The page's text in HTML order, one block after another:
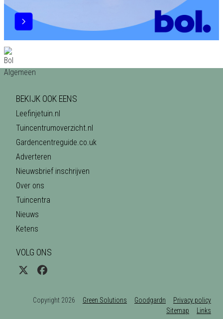
BEKIJK OOK EENS
Leefinjetuin.nl
Tuincentrumoverzicht.nl
Gardencentreguide.co.uk
Adverteren
Nieuwsbrief inschrijven
Over ons
Tuincentra
Nieuws
Ketens
VOLG ONS
Copyright 2026 Green Solutions Goodgardn
Privacy policy
Sitemap
Links